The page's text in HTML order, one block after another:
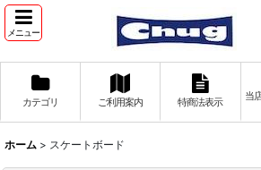
メニュー
カテゴリ ご利用案内 特商法表示
当
ホーム > スケートボード